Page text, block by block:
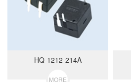
HQ-1212-214A
MORE